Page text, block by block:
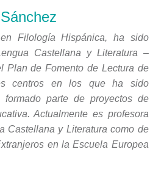
Filología Hispánica, ha sido
Castellana y Literatura –
Plan de Fomento de Lectura de
centros en los que ha sido
parte de proyectos de
Actualmente es profesora
Castellana y Literatura como de
en la Escuela Europea